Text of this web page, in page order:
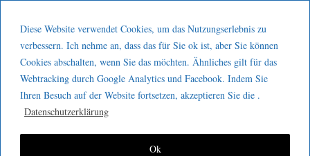
Diese Website verwendet Cookies, um das Nutzungserlebnis zu
verbessern. Ich nehme an, dass das für Sie ok ist, aber Sie können
Cookies abschalten, wenn Sie das möchten. Ähnliches gilt für das
Webtracking durch Google Analytics und Facebook. Indem Sie
Ihren Besuch auf der Website fortsetzen, akzeptieren Sie die .
Datenschutzerklärung
Ok
GeeMco :
Götz Müller
Consulting
Kaizen 2 go 296 : Portfolio-
Priorisierungen und der Transfer in den
Lean-Kontext